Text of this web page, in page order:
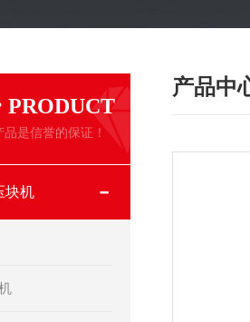
PRODUCT
品是信誉的保证！
块机
产品中